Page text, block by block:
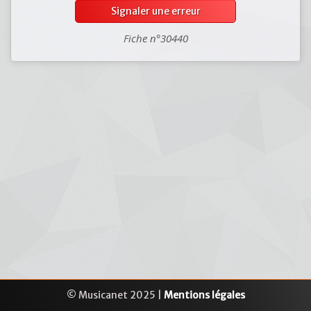
Signaler une erreur
Fiche n°30440
© Musicanet 2025 | Mentions légales